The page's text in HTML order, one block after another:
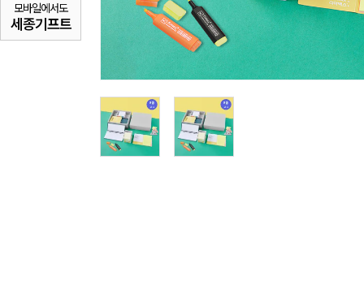
모바일에서도
세종기프트